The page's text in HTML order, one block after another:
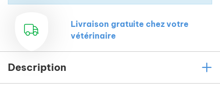
Livraison gratuite chez votre
vétérinaire
Description